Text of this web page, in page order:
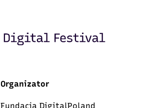
Organizator
Fundacja DigitalPoland